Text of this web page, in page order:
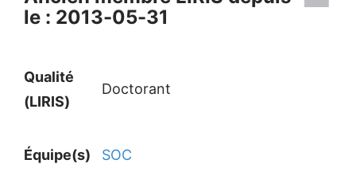
le : 2013-05-31
Qualité
(LIRIS)
Doctorant
Équipe(s) SOC